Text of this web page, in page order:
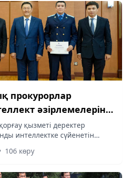
прокурорлар
әзірлемелерін
сарапшы Кай-Фу Лиге
қызметі деректер
интеллектке сүйенетін
тілшісі.
106 көру